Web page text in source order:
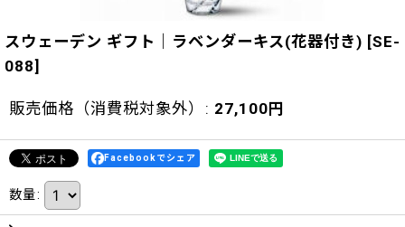
スウェーデン ギフト｜ラベンダーキス(花器付き) [SE-
088]
販売価格（消費税対象外） : 27,100 円
Facebookでシェア
数量: